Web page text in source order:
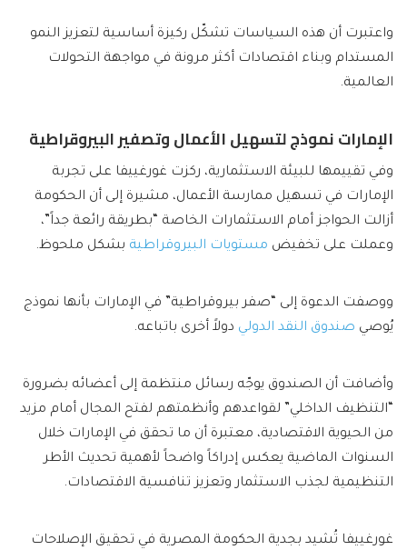
واعتبرت أن هذه السياسات تشكّل ركيزة أساسية لتعزيز النمو
المستدام وبناء اقتصادات أكثر مرونة في مواجهة التحولات
العالمية.
الإمارات نموذج لتسهيل الأعمال وتصفير البيروقراطية
وفي تقييمها للبيئة الاستثمارية، ركزت غورغييفا على تجربة
الإمارات في تسهيل ممارسة الأعمال، مشيرة إلى أن الحكومة
أزالت الحواجز أمام الاستثمارات الخاصة “بطريقة رائعة جداً”،
وعملت على تخفيض مستويات البيروقراطية بشكل ملحوظ.
ووصفت الدعوة إلى “صفر بيروقراطية” في الإمارات بأنها نموذج
يُوصي صندوق النقد الدولي دولاً أخرى باتباعه.
وأضافت أن الصندوق يوجّه رسائل منتظمة إلى أعضائه بضرورة
“التنظيف الداخلي” لقواعدهم وأنظمتهم لفتح المجال أمام مزيد
من الحيوية الاقتصادية، معتبرة أن ما تحقق في الإمارات خلال
السنوات الماضية يعكس إدراكاً واضحاً لأهمية تحديث الأطر
التنظيمية لجذب الاستثمار وتعزيز تنافسية الاقتصادات.
غورغييفا تُشيد بجدية الحكومة المصرية في تحقيق الإصلاحات